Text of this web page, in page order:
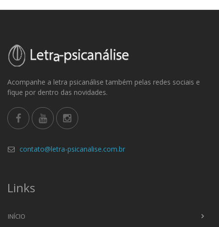
Acompanhe a letra psicanálise também pelas redes sociais e
fique por dentro das novidades.
contato@letra-psicanalise.com.br
Links
INÍCIO